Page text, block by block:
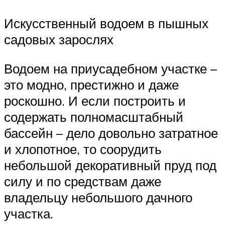
Искусственный водоем в пышных
садовых зарослях
Водоем на приусадебном участке –
это модно, престижно и даже
роскошно. И если построить и
содержать полномасштабный
бассейн – дело довольно затратное
и хлопотное, то соорудить
небольшой декоративный пруд под
силу и по средствам даже
владельцу небольшого дачного
участка.